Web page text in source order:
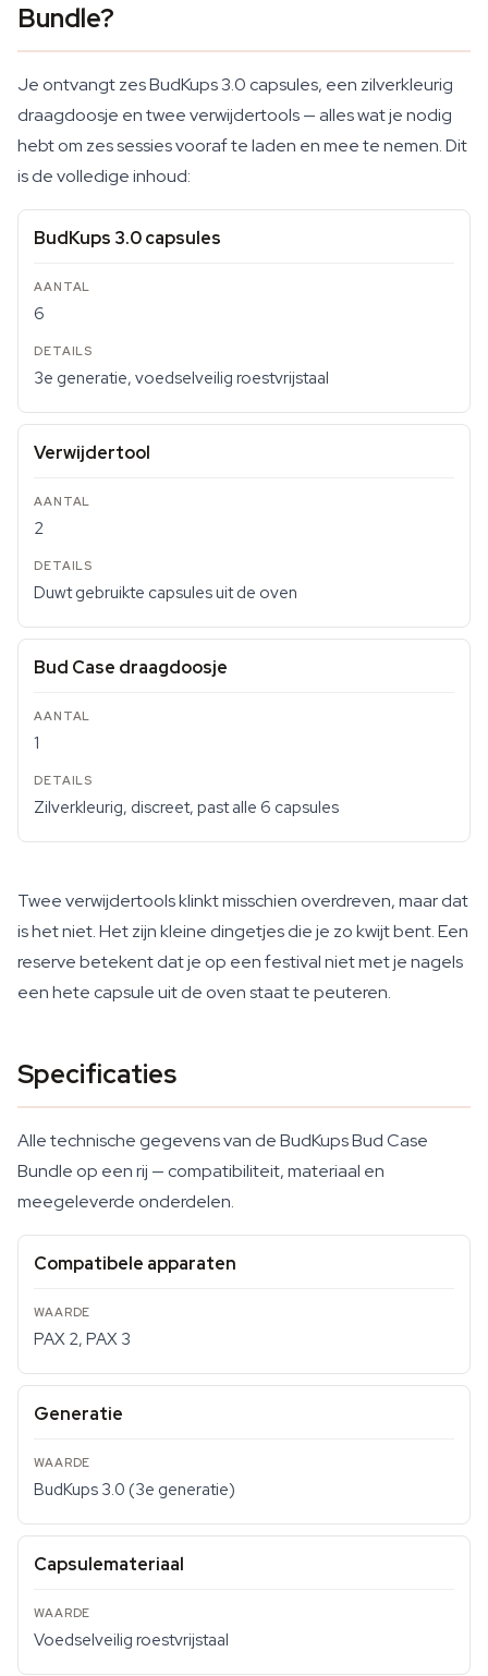
Bundle?
Je ontvangt zes BudKups 3.0 capsules, een zilverkleurig
draagdoosje en twee verwijdertools — alles wat je nodig
hebt om zes sessies vooraf te laden en mee te nemen. Dit
is de volledige inhoud:
BudKups 3.0 capsules
6
3e generatie, voedselveilig roestvrijstaal
Verwijdertool
2
Duwt gebruikte capsules uit de oven
Bud Case draagdoosje
1
Zilverkleurig, discreet, past alle 6 capsules
Twee verwijdertools klinkt misschien overdreven, maar dat
is het niet. Het zijn kleine dingetjes die je zo kwijt bent. Een
reserve betekent dat je op een festival niet met je nagels
een hete capsule uit de oven staat te peuteren.
Specificaties
Alle technische gegevens van de BudKups Bud Case
Bundle op een rij — compatibiliteit, materiaal en
meegeleverde onderdelen.
Compatibele apparaten
PAX 2, PAX 3
Generatie
BudKups 3.0 (3e generatie)
Capsulemateriaal
Voedselveilig roestvrijstaal